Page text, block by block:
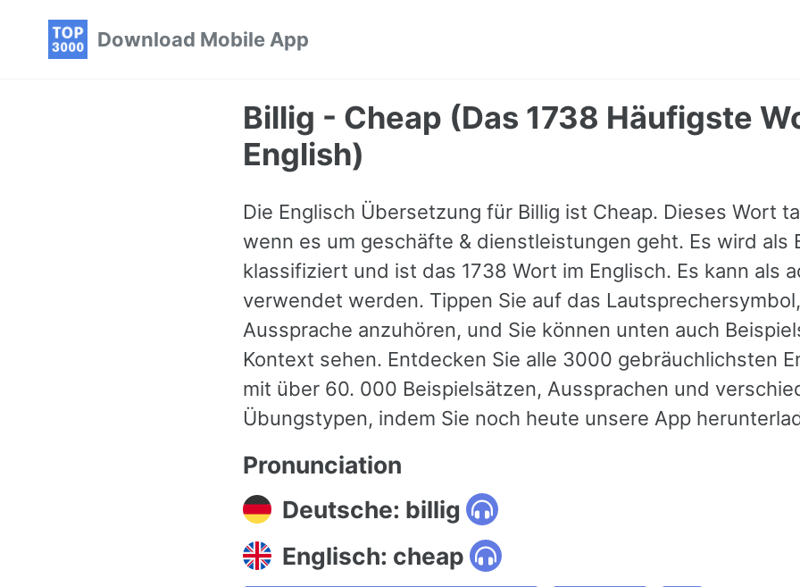
Download Mobile App
Billig - Cheap (Das 1738 Häufigste
English)
Die Englisch Übersetzung für Billig ist Cheap. Dieses Wort
wenn es um geschäfte & dienstleistungen geht. Es wird als
klassifiziert und ist das 1738 Wort im Englisch. Es kann als
verwendet werden. Tippen Sie auf das
Aussprache anzuhören, und Sie können unten auch
Kontext sehen. Entdecken Sie alle 3000 gebräuchlichsten
mit über 60. 000 Beispielsätzen, Aussprachen und
Übungstypen, indem Sie noch heute unsere App
Pronunciation
Deutsche: billig
Englisch: cheap